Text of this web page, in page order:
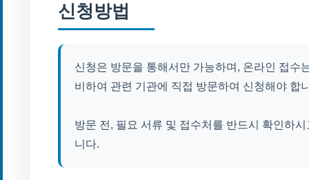
신청방법
신청은 방문을 통해서만 가능하며, 온라인 접수
비하여 관련 기관에 직접 방문하여 신청해야 합
방문 전, 필요 서류 및 접수처를 반드시 확인하
니다.